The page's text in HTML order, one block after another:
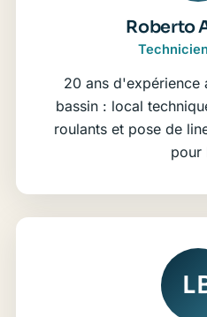
Roberto
20 ans d'expérience
bassin : local
roulants et pose de
pour